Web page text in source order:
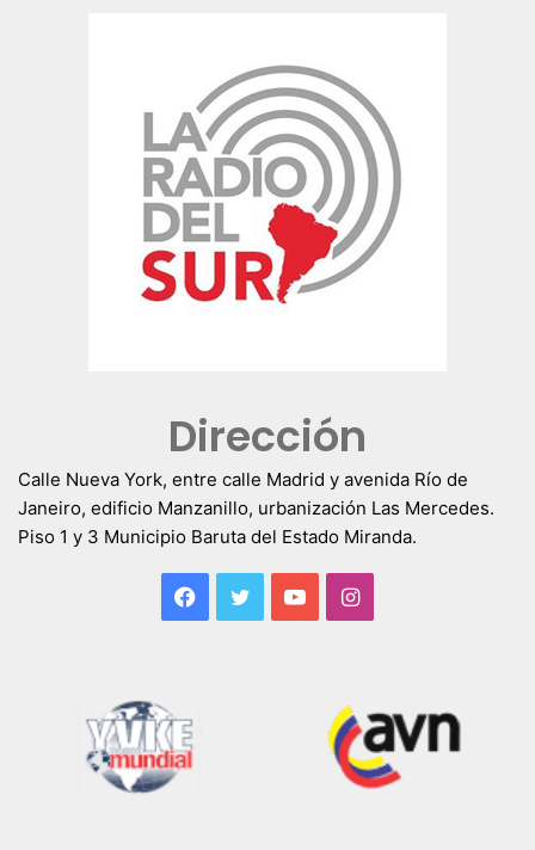
Dirección
Calle Nueva York, entre calle Madrid y avenida Río de
Janeiro, edificio Manzanillo, urbanización Las Mercedes.
Piso 1 y 3 Municipio Baruta del Estado Miranda.
Facebook
TwitterYouTubeInstagram